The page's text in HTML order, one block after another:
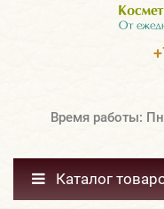
Время работы:
Каталог